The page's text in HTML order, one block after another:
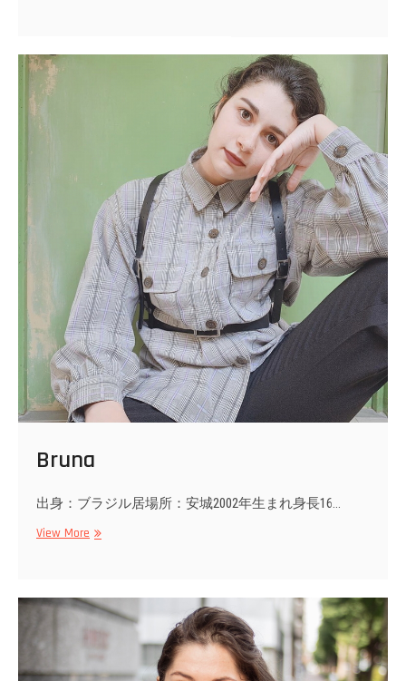
Bruna
出身：ブラジル居場所：安城2002年生まれ身長16…
View More Bruna